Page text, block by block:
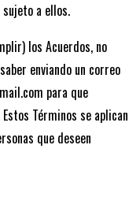
a ellos.
los Acuerdos, no
enviando un correo
para que
Términos se aplican
que deseen